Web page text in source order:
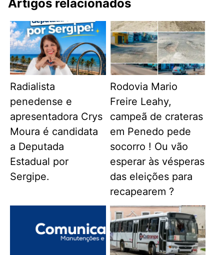
Artigos relacionados
Radialista
penedense e
apresentadora Crys
Moura é candidata
a Deputada
Estadual por
Sergipe.
Rodovia Mario
Freire Leahy,
campeã de crateras
em Penedo pede
socorro ! Ou vão
esperar às vésperas
das eleições para
recapearem ?